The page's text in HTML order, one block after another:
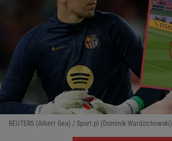
REUTERS (Albert Gea) / Sport.pl (Dominik Wardzichowski)